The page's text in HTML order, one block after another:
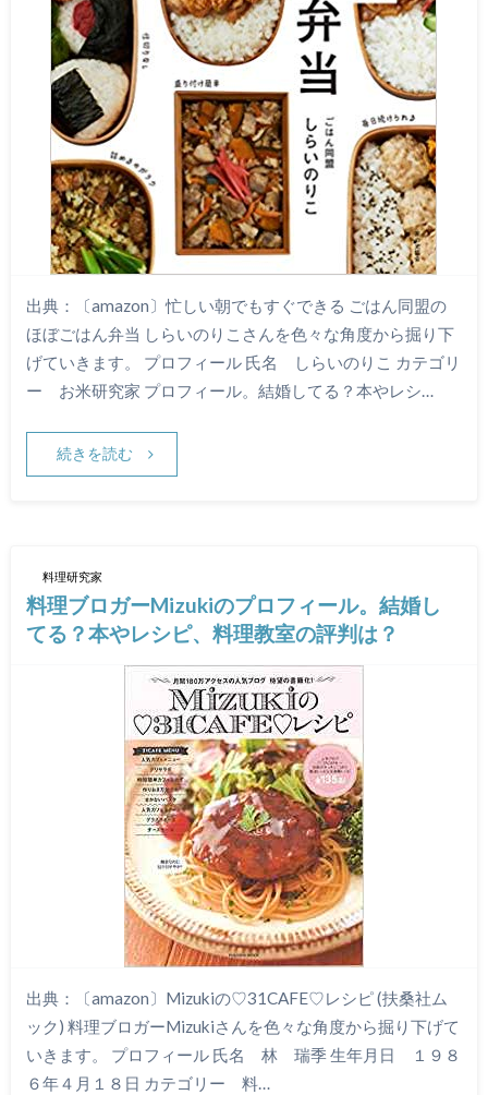
出典：〔amazon〕忙しい朝でもすぐできる ごはん同盟の
ほぼごはん弁当 しらいのりこさんを色々な角度から掘り下
げていきます。 プロフィール 氏名 しらいのりこ カテゴリ
ー お米研究家 プロフィール。結婚してる？本やレシ…
続きを読む
料理研究家
料理ブロガーMizukiのプロフィール。結婚し
てる？本やレシピ、料理教室の評判は？
出典：〔amazon〕Mizukiの♡31CAFE♡レシピ (扶桑社ム
ック) 料理ブロガーMizukiさんを色々な角度から掘り下げて
いきます。 プロフィール 氏名 林 瑞季 生年月日 １９８
６年４月１８日 カテゴリー 料…